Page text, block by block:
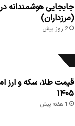
جابجایی هوشمندانه
(مرزداران)
2 روز پیش
۱۴۰۵
1 هفته پیش